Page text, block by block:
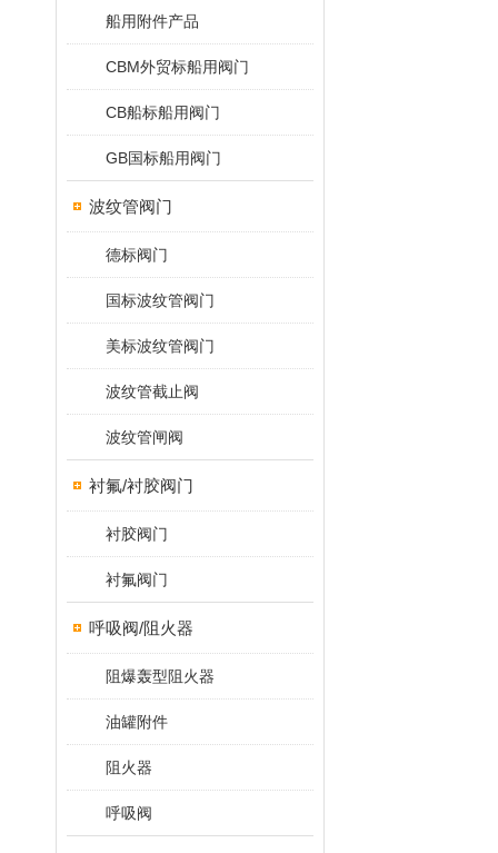
船用附件产品
CBM外贸标船用阀门
CB船标船用阀门
GB国标船用阀门
波纹管阀门
德标阀门
国标波纹管阀门
美标波纹管阀门
波纹管截止阀
波纹管闸阀
衬氟/衬胶阀门
衬胶阀门
衬氟阀门
呼吸阀/阻火器
阻爆轰型阻火器
油罐附件
阻火器
呼吸阀